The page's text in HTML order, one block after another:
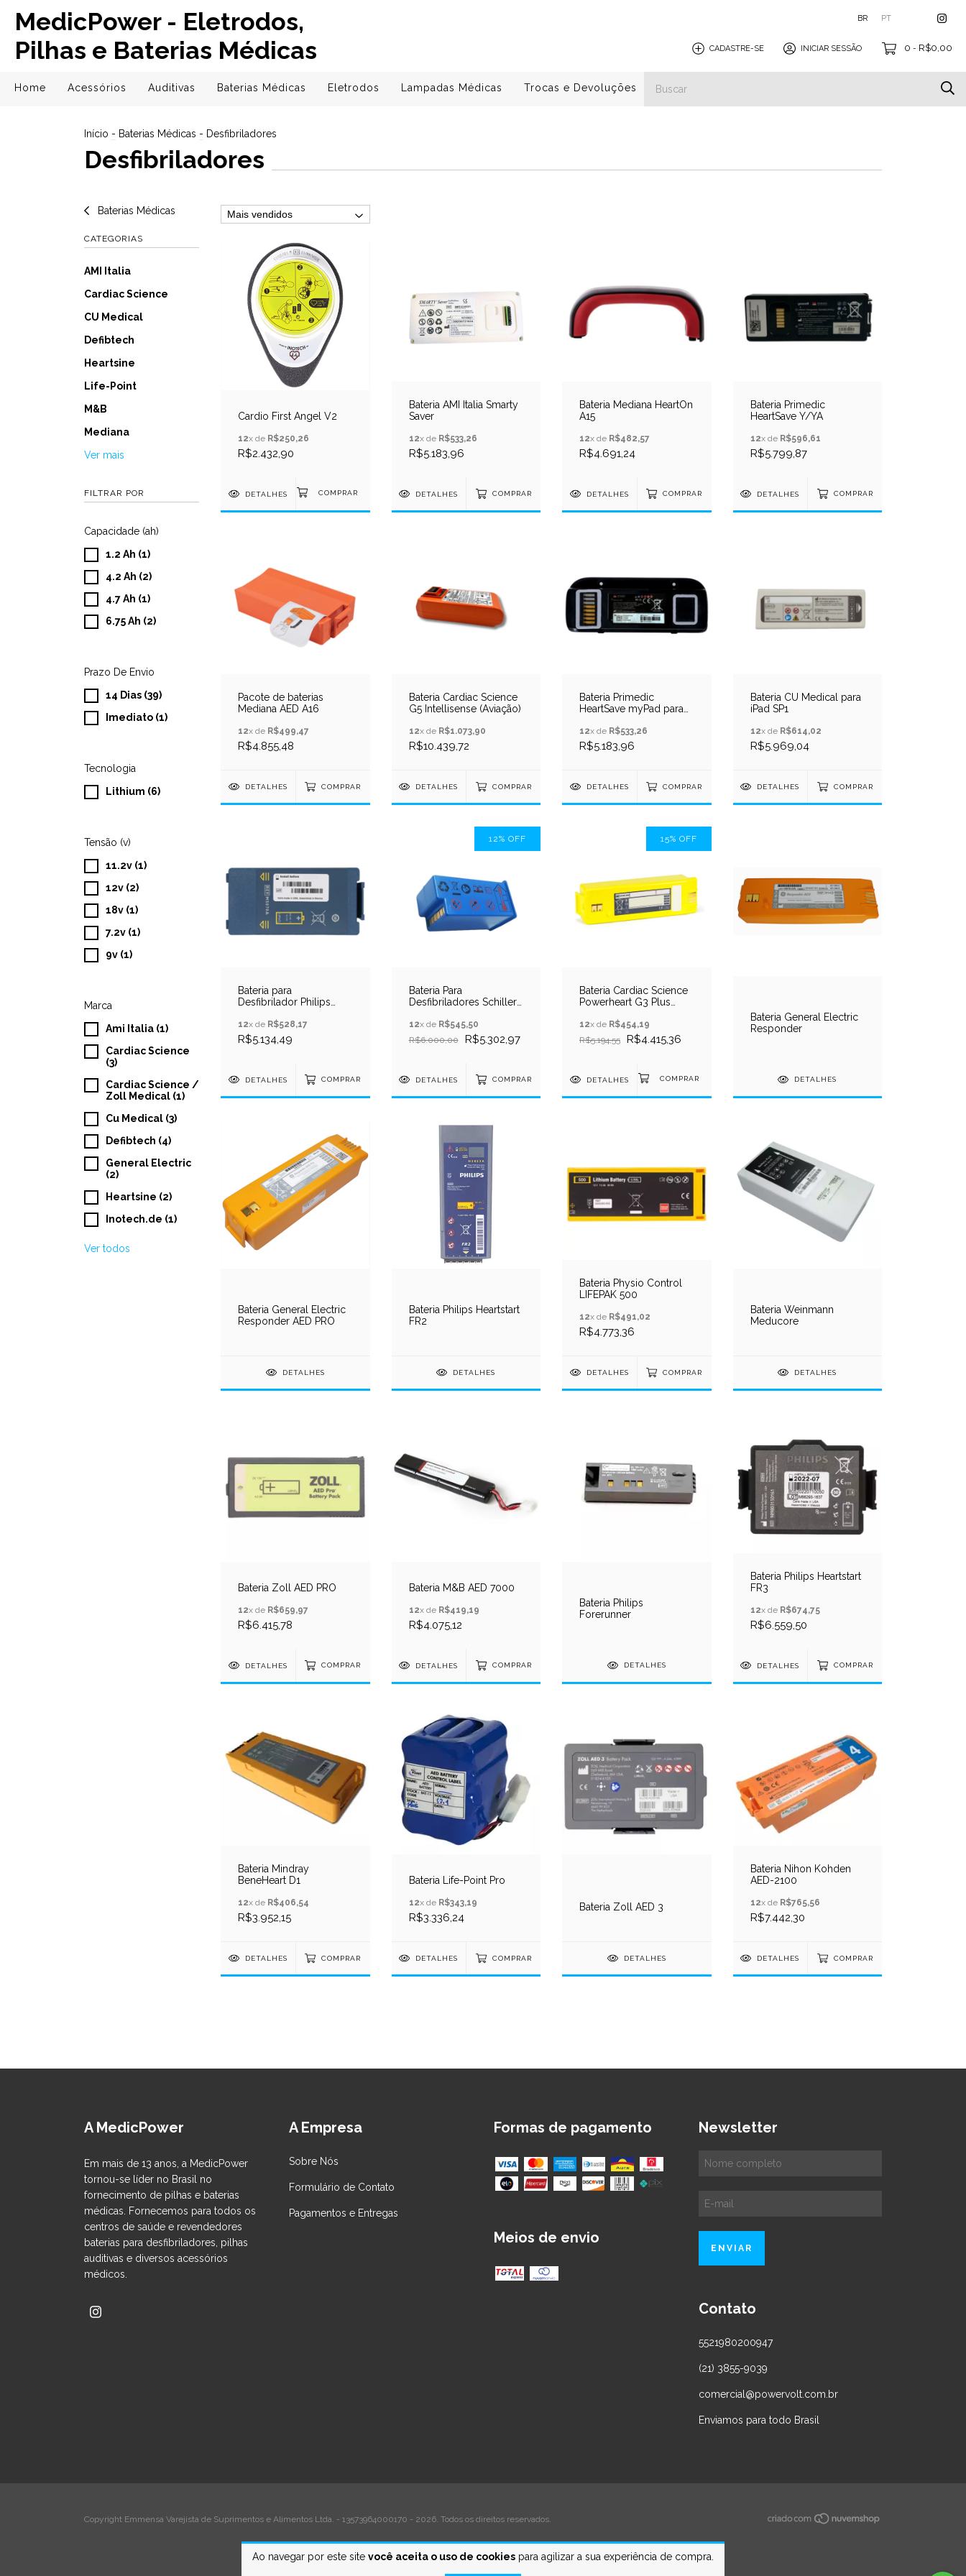
MedicPower - Eletrodos,
Pilhas e Baterias Médicas
BR PT
CADASTRE-SE INICIAR SESSÃO 0 - R$0,00
Home Acessórios Auditivas Baterias Médicas Eletrodos Lampadas Médicas Trocas e Devoluções
Ao navegar por este site você aceita o uso de cookies para agilizar a sua experiência de compra.
Início - Baterias Médicas - Desfibriladores
Desfibriladores
Baterias Médicas
CATEGORIAS
AMI Italia
Cardiac Science
CU Medical
Defibtech
Heartsine
Life-Point
M&B
Mediana
Ver mais
FILTRAR POR
Capacidade (ah)
1.2 Ah (1)
4.2 Ah (2)
4.7 Ah (1)
6.75 Ah (2)
Prazo De Envio
14 Dias (39)
Imediato (1)
Tecnologia
Lithium (6)
Tensão (v)
11.2v (1)
12v (2)
18v (1)
7.2v (1)
9v (1)
Marca
Ami Italia (1)
Cardiac Science
(3)
Cardiac Science /
Zoll Medical (1)
Cu Medical (3)
Defibtech (4)
General Electric
(2)
Heartsine (2)
Inotech.de (1)
Ver todos
Cardio First Angel V2
12x de R$250,26
R$2.432,90
DETALHES
Bateria AMI Italia Smarty
Saver
12x de R$533,26
R$5.183,96
DETALHES COMPRAR
Bateria Mediana HeartOn
A15
12x de R$482,57
R$4.691,24
DETALHES COMPRAR
Bateria Primedic
HeartSave Y/YA
12x de R$596,61
R$5.799,87
DETALHES COMPRAR
Pacote de baterias
Mediana AED A16
12x de R$499,47
R$4.855,48
DETALHES COMPRAR
Bateria Cardiac Science
G5 Intellisense (Aviação)
12x de R$1.073,90
R$10.439,72
DETALHES COMPRAR
Bateria Primedic
HeartSave myPad para
12x de R$533,26
R$5.183,96
DETALHES COMPRAR
Bateria CU Medical para
iPad SP1
12x de R$614,02
R$5.969,04
DETALHES COMPRAR
Bateria para
Desfibrilador Philips
M5070A
12x de R$528,17
R$5.134,49
DETALHES COMPRAR
12% OFF
Bateria Para
Desfibriladores Schiller
12x de R$545,50
R$6.000,00
R$5.302,97
DETALHES COMPRAR
15% OFF
Bateria Cardiac Science
Powerheart G3 Plus
12x de R$454,19
R$5.194,55
R$4.415,36
DETALHES
Bateria General Electric
Responder
DETALHES
Bateria General Electric
Responder AED PRO
DETALHES
Bateria Philips Heartstart
FR2
DETALHES
Bateria Physio Control
LIFEPAK 500
12x de R$491,02
R$4.773,36
DETALHES COMPRAR
Bateria Weinmann
Meducore
DETALHES
Bateria Zoll AED PRO
12x de R$659,97
R$6.415,78
DETALHES COMPRAR
Bateria M&B AED 7000
12x de R$419,19
R$4.075,12
DETALHES COMPRAR
Bateria Philips
Forerunner
DETALHES
Bateria Philips Heartstart
FR3
12x de R$674,75
R$6.559,50
DETALHES COMPRAR
Bateria Mindray
BeneHeart D1
12x de R$406,54
R$3.952,15
DETALHES COMPRAR
Bateria Life-Point Pro
12x de R$343,19
R$3.336,24
DETALHES COMPRAR
Bateria Zoll AED 3
DETALHES
Bateria Nihon Kohden
AED-2100
12x de R$765,56
R$7.442,30
DETALHES COMPRAR
A MedicPower
Em mais de 13 anos, a MedicPower
tornou-se líder no Brasil no
fornecimento de pilhas e baterias
médicas. Fornecemos para todos os
centros de saúde e revendedores
baterias para desfibriladores, pilhas
auditivas e diversos acessórios
médicos.
A Empresa
Sobre Nós
Formulário de Contato
Pagamentos e Entregas
Formas de pagamento
Meios de envio
Newsletter
Contato
5521980200947
(21) 3855-9039
comercial@powervolt.com.br
Enviamos para todo Brasil
Copyright Emmensa Varejista de Suprimentos e Alimentos Ltda. - 13573964000170 - 2026. Todos os direitos reservados.